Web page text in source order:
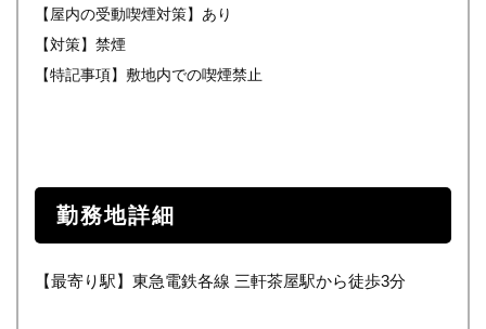
【屋内の受動喫煙対策】あり
【対策】禁煙
【特記事項】敷地内での喫煙禁止
勤務地詳細
【最寄り駅】東急電鉄各線 三軒茶屋駅から徒歩3分